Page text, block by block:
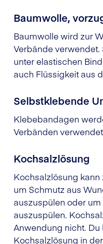
Baumwolle,
Baumwolle wird zur
Verbände
unter elastischen
auch Flüssigkeit aus
Selbstklebende
Klebebandagen
Verbänden
Kochsalzlösung
Kochsalzlösung kann
um Schmutz aus
auszuspülen oder
auszuspülen.
Anwendung nicht.
Kochsalzlösung in